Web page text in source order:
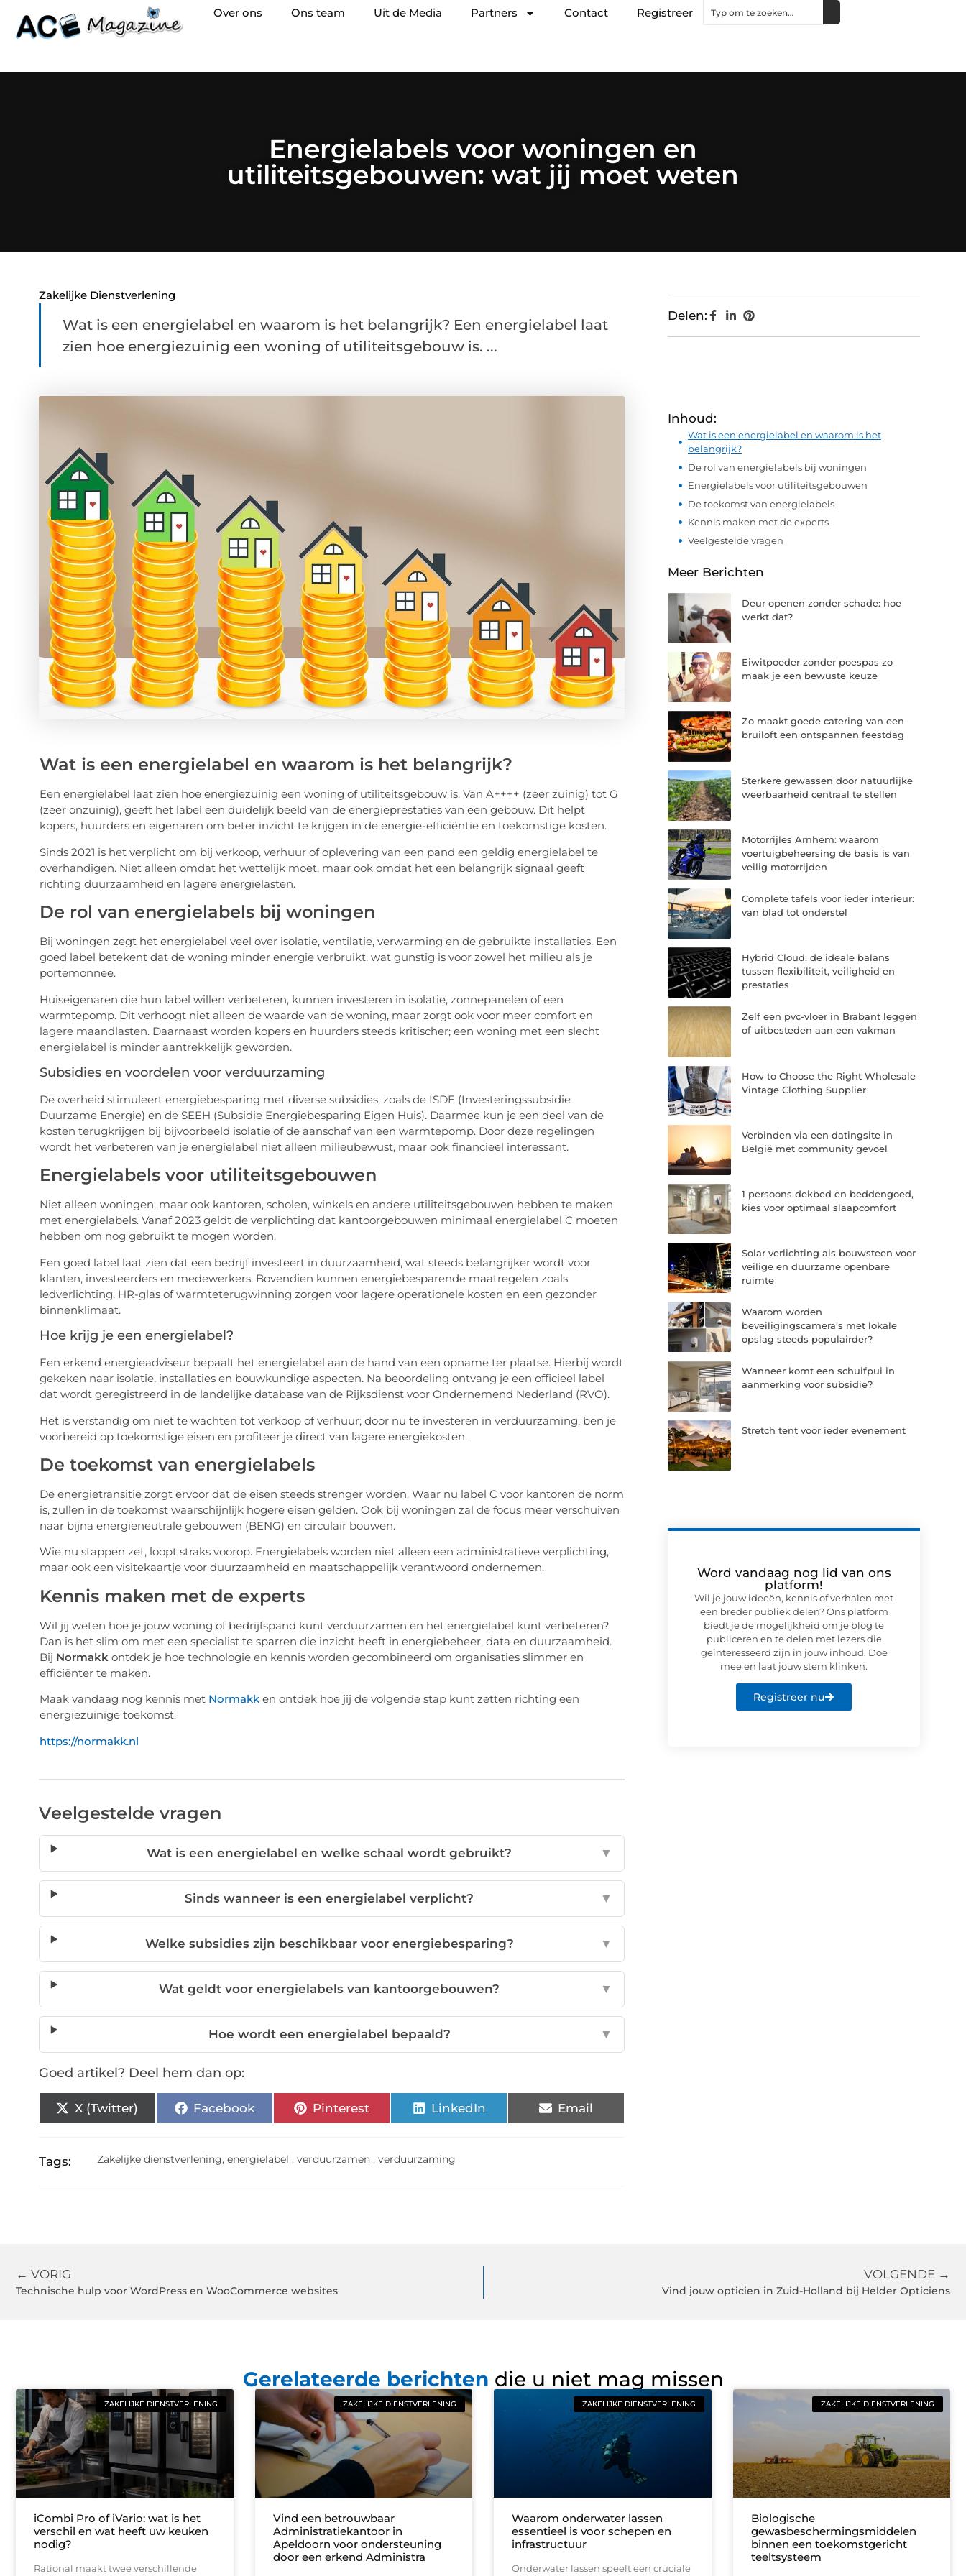
Over ons Ons team Uit de Media Partners Contact Registreer
Energielabels voor woningen en
utiliteitsgebouwen: wat jij moet weten
Zakelijke Dienstverlening
Wat is een energielabel en waarom is het belangrijk? Een energielabel laat
zien hoe energiezuinig een woning of utiliteitsgebouw is. ...
Wat is een energielabel en waarom is het belangrijk?
Een energielabel laat zien hoe energiezuinig een woning of utiliteitsgebouw is. Van A++++ (zeer zuinig) tot G
(zeer onzuinig), geeft het label een duidelijk beeld van de energieprestaties van een gebouw. Dit helpt
kopers, huurders en eigenaren om beter inzicht te krijgen in de energie-efficiëntie en toekomstige kosten.
Sinds 2021 is het verplicht om bij verkoop, verhuur of oplevering van een pand een geldig energielabel te
overhandigen. Niet alleen omdat het wettelijk moet, maar ook omdat het een belangrijk signaal geeft
richting duurzaamheid en lagere energielasten.
De rol van energielabels bij woningen
Bij woningen zegt het energielabel veel over isolatie, ventilatie, verwarming en de gebruikte installaties. Een
goed label betekent dat de woning minder energie verbruikt, wat gunstig is voor zowel het milieu als je
portemonnee.
Huiseigenaren die hun label willen verbeteren, kunnen investeren in isolatie, zonnepanelen of een
warmtepomp. Dit verhoogt niet alleen de waarde van de woning, maar zorgt ook voor meer comfort en
lagere maandlasten. Daarnaast worden kopers en huurders steeds kritischer; een woning met een slecht
energielabel is minder aantrekkelijk geworden.
Subsidies en voordelen voor verduurzaming
De overheid stimuleert energiebesparing met diverse subsidies, zoals de ISDE (Investeringssubsidie
Duurzame Energie) en de SEEH (Subsidie Energiebesparing Eigen Huis). Daarmee kun je een deel van de
kosten terugkrijgen bij bijvoorbeeld isolatie of de aanschaf van een warmtepomp. Door deze regelingen
wordt het verbeteren van je energielabel niet alleen milieubewust, maar ook financieel interessant.
Energielabels voor utiliteitsgebouwen
Niet alleen woningen, maar ook kantoren, scholen, winkels en andere utiliteitsgebouwen hebben te maken
met energielabels. Vanaf 2023 geldt de verplichting dat kantoorgebouwen minimaal energielabel C moeten
hebben om nog gebruikt te mogen worden.
Een goed label laat zien dat een bedrijf investeert in duurzaamheid, wat steeds belangrijker wordt voor
klanten, investeerders en medewerkers. Bovendien kunnen energiebesparende maatregelen zoals
ledverlichting, HR-glas of warmteterugwinning zorgen voor lagere operationele kosten en een gezonder
binnenklimaat.
Hoe krijg je een energielabel?
Een erkend energieadviseur bepaalt het energielabel aan de hand van een opname ter plaatse. Hierbij wordt
gekeken naar isolatie, installaties en bouwkundige aspecten. Na beoordeling ontvang je een officieel label
dat wordt geregistreerd in de landelijke database van de Rijksdienst voor Ondernemend Nederland (RVO).
Het is verstandig om niet te wachten tot verkoop of verhuur; door nu te investeren in verduurzaming, ben je
voorbereid op toekomstige eisen en profiteer je direct van lagere energiekosten.
De toekomst van energielabels
De energietransitie zorgt ervoor dat de eisen steeds strenger worden. Waar nu label C voor kantoren de norm
is, zullen in de toekomst waarschijnlijk hogere eisen gelden. Ook bij woningen zal de focus meer verschuiven
naar bijna energieneutrale gebouwen (BENG) en circulair bouwen.
Wie nu stappen zet, loopt straks voorop. Energielabels worden niet alleen een administratieve verplichting,
maar ook een visitekaartje voor duurzaamheid en maatschappelijk verantwoord ondernemen.
Kennis maken met de experts
Wil jij weten hoe je jouw woning of bedrijfspand kunt verduurzamen en het energielabel kunt verbeteren?
Dan is het slim om met een specialist te sparren die inzicht heeft in energiebeheer, data en duurzaamheid.
Bij Normakk ontdek je hoe technologie en kennis worden gecombineerd om organisaties slimmer en
efficiënter te maken.
Maak vandaag nog kennis met Normakken ontdek hoe jij de volgende stap kunt zetten richting een
energiezuinige toekomst.
https://normakk.nl
Veelgestelde vragen
Wat is een energielabel en welke schaal wordt gebruikt? ▼
Sinds wanneer is een energielabel verplicht? ▼
Welke subsidies zijn beschikbaar voor energiebesparing? ▼
Wat geldt voor energielabels van kantoorgebouwen? ▼
Hoe wordt een energielabel bepaald? ▼
Goed artikel? Deel hem dan op:
X (Twitter) Facebook Pinterest LinkedIn Email
Tags: Zakelijke dienstverlening,energielabel ,verduurzamen ,verduurzaming
Delen:
Inhoud:
Wat is een energielabel en waarom is het
belangrijk?
De rol van energielabels bij woningen
Energielabels voor utiliteitsgebouwen
De toekomst van energielabels
Kennis maken met de experts
Veelgestelde vragen
Meer Berichten
Deur openen zonder schade: hoe
werkt dat?
Eiwitpoeder zonder poespas zo
maak je een bewuste keuze
Zo maakt goede catering van een
bruiloft een ontspannen feestdag
Sterkere gewassen door natuurlijke
weerbaarheid centraal te stellen
Motorrijles Arnhem: waarom
voertuigbeheersing de basis is van
veilig motorrijden
Complete tafels voor ieder interieur:
van blad tot onderstel
Hybrid Cloud: de ideale balans
tussen flexibiliteit, veiligheid en
prestaties
Zelf een pvc-vloer in Brabant leggen
of uitbesteden aan een vakman
How to Choose the Right Wholesale
Vintage Clothing Supplier
Verbinden via een datingsite in
België met community gevoel
1 persoons dekbed en beddengoed,
kies voor optimaal slaapcomfort
Solar verlichting als bouwsteen voor
veilige en duurzame openbare
ruimte
Waarom worden
beveiligingscamera’s met lokale
opslag steeds populairder?
Wanneer komt een schuifpui in
aanmerking voor subsidie?
Stretch tent voor ieder evenement
Word vandaag nog lid van ons
platform!
Wil je jouw ideeën, kennis of verhalen met
een breder publiek delen? Ons platform
biedt je de mogelijkheid om je blog te
publiceren en te delen met lezers die
geïnteresseerd zijn in jouw inhoud. Doe
mee en laat jouw stem klinken.
Registreer nu
← VORIG
Technische hulp voor WordPress en WooCommerce websites
VOLGENDE →
Vind jouw opticien in Zuid-Holland bij Helder Opticiens
Gerelateerde berichten die u niet mag missen
ZAKELIJKE DIENSTVERLENING
iCombi Pro of iVario: wat is het
verschil en wat heeft uw keuken
nodig?
Rational maakt twee verschillende
ZAKELIJKE DIENSTVERLENING
Vind een betrouwbaar
Administratiekantoor in
Apeldoorn voor ondersteuning
door een erkend Administra
ZAKELIJKE DIENSTVERLENING
Waarom onderwater lassen
essentieel is voor schepen en
infrastructuur
Onderwater lassen speelt een cruciale
ZAKELIJKE DIENSTVERLENING
Biologische
gewasbeschermingsmiddelen
binnen een toekomstgericht
teeltsysteem